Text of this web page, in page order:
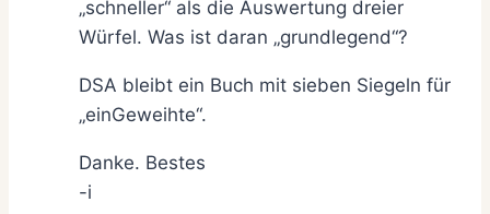
„schneller“ als die Auswertung dreier
Würfel. Was ist daran „grundlegend“?
DSA bleibt ein Buch mit sieben Siegeln für
„einGeweihte“.
Danke. Bestes
-i